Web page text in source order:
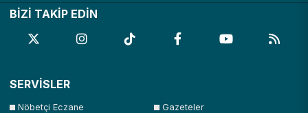
BİZİ TAKİP EDİN
SERVİSLER
Nöbetçi Eczane Gazeteler